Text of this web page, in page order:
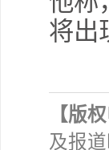
将出
【版
及报